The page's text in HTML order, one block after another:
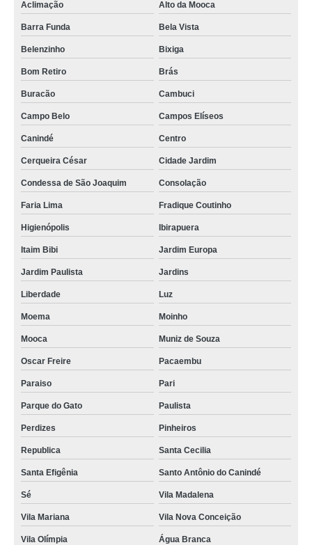
preço de aquecedor de água para banheiro Perdizes
aquecedor de agua eletrico tipo boiler Engenheiro Goulart
boiler elétrico para chuveiro Fradique Coutinho
boiler elétrico residencial valor Fradique Coutinho
onde comprar boiler elétrico Parque Fernanda
preço de aquecedor de agua eletrico tipo boiler Parque São Rafael
onde comprar boiler elétrico para chuveiro Belém
aquecedor de água quente valor Vila Prudente
boiler água quente elétrico preço Pinheiros
boiler elétrico preço Cidade Quarto Centenário
preço de aquecedor de água quente Chapada de Minas
preço de boiler elétrico para chuveiro Jardim Ingá
aquecedor de agua eletrico tipo boiler valor Faria Lima
preço de boiler aquecedor elétrico Alto da Mooca
aquecedor de água quente valor Belém
onde comprar boiler elétrico para chuveiro Cidade Jardim
aquecedor de agua boiler eletrico preço Moema
aquecedor de água 110v Pacaembu
preço de aquecedor boiler elétrico Pari
aquecedor de água elétrico boiler valor Vila Matilde
Aclimação Alto da Mooca
Barra Funda Bela Vista
Belenzinho Bixiga
Bom Retiro Brás
Buracão Cambuci
Campo Belo Campos Elíseos
Canindé Centro
Cerqueira César Cidade Jardim
Condessa de São Joaquim Consolação
Faria Lima Fradique Coutinho
Higienópolis Ibirapuera
Itaim Bibi Jardim Europa
Jardim Paulista Jardins
Liberdade Luz
Moema Moinho
Mooca Muniz de Souza
Oscar Freire Pacaembu
Paraiso Pari
Parque do Gato Paulista
Perdizes Pinheiros
Republica Santa Cecilia
Santa Efigênia Santo Antônio do Canindé
Sé Vila Madalena
Vila Mariana Vila Nova Conceição
Vila Olímpia Água Branca